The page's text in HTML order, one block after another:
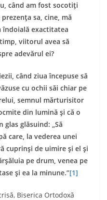
când am fost socotiţi
sa, cine, mă
exactitatea
viitorul avea să
adevărul ei?
când ziua începuse să
cu ochii săi chiar pe
semnul mărturisitor
din lumină şi că o
glas glăsuind: „Să
care, la vederea unei
cuprinşi de uimire şi el şi
pe drum, venea pe
şi ea la minune.”[1]
Biserica Ortodoxă